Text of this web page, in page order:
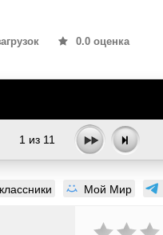
0.0 оценка
1 из 11
Мой Мир